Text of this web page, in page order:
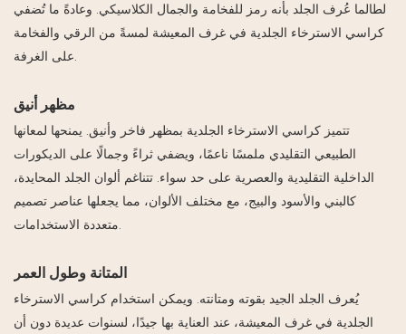
لطالما عُرف الجلد بأنه رمز للفخامة والجمال الكلاسيكي. وعادةً ما تُضفي
كراسي الاسترخاء الجلدية في غرف المعيشة لمسةً من الرقي والفخامة
مظهر أنيق
تتميز كراسي الاسترخاء الجلدية بمظهر فاخر وأنيق. يمنحها لمعانها
الطبيعي التقليدي ملمسًا ناعمًا، ويضفي ثراءً وجمالًا على الديكورات
الداخلية التقليدية والعصرية على حد سواء. تتناغم ألوان الجلد المحايدة،
كالبني والأسود والبيج، مع مختلف الألوان، مما يجعلها عناصر تصميم
المتانة وطول العمر
يُعرف الجلد الجيد بقوته ومتانته. ويمكن استخدام كراسي الاسترخاء
الجلدية في غرف المعيشة، عند العناية بها جيدًا، لسنوات عديدة دون أن